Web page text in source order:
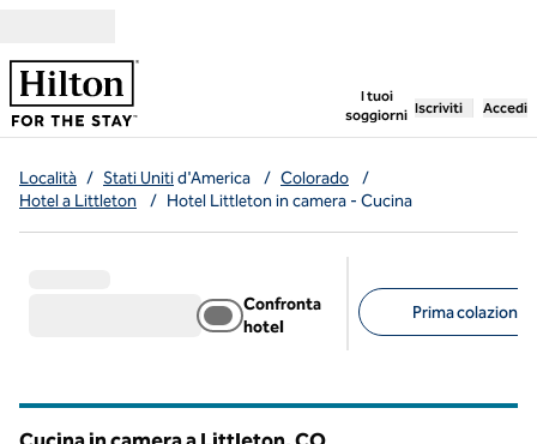
I tuoi
soggiorni
, apre una
Iscriviti Accedi
Località / Stati Unitid'America / Colorado
/
Hotel a Littleton
/ Hotel Littleton in camera - Cucina
Confronta
hotel
Prima colazione